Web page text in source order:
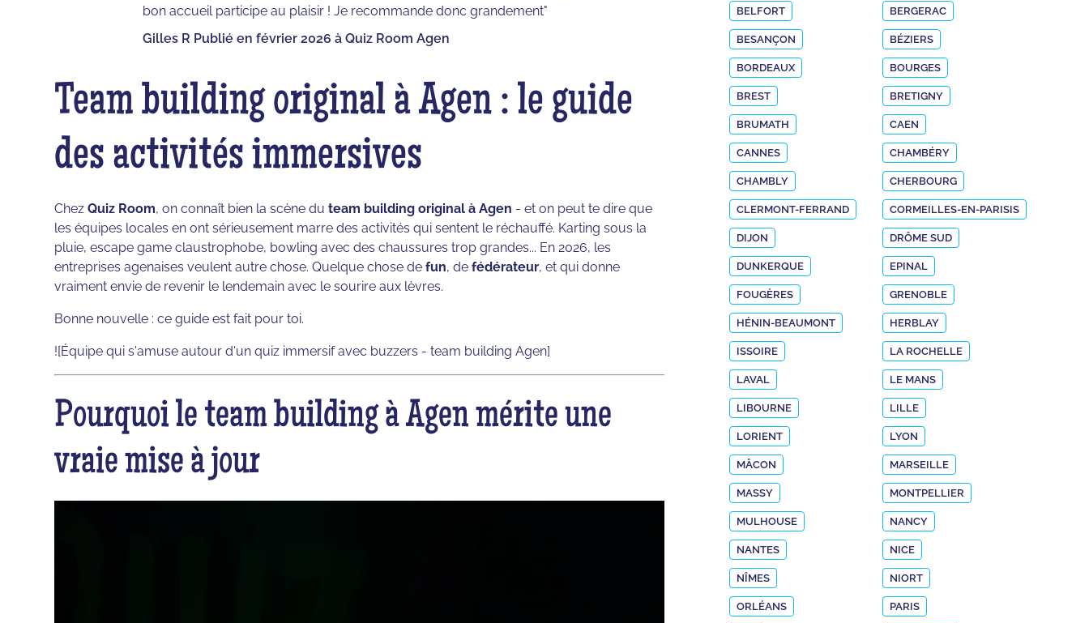
bon accueil participe au plaisir ! Je recommande donc grandement"
Gilles R Publié en février 2026 à Quiz Room Agen
Team building original à Agen : le guide
des activités immersives
ChezQuiz Room, on connaît bien la scène duteam building original à Agen - et on peut te dire que
les équipes locales en ont sérieusement marre des activités qui sentent le réchauffé. Karting sous la
pluie, escape game claustrophobe, bowling avec des chaussures trop grandes... En 2026, les
entreprises agenaises veulent autre chose. Quelque chose defun, defédérateur, et qui donne
vraiment envie de revenir le lendemain avec le sourire aux lèvres.
Bonne nouvelle : ce guide est fait pour toi.
![Équipe qui s'amuse autour d'un quiz immersif avec buzzers - team building Agen]
Pourquoi le team building à Agen mérite une
vraie mise à jour
BELFORT BERGERAC
BESANÇON BÉZIERS
BORDEAUX BOURGES
BREST BRETIGNY
BRUMATH CAEN
CANNES CHAMBÉRY
CHAMBLY CHERBOURG
CLERMONT-FERRAND CORMEILLES-EN-PARISIS
DIJON DRÔME SUD
DUNKERQUE EPINAL
FOUGÈRES GRENOBLE
HÉNIN-BEAUMONT HERBLAY
ISSOIRE LA ROCHELLE
LAVAL LE MANS
LIBOURNE LILLE
LORIENT LYON
MÂCON MARSEILLE
MASSY MONTPELLIER
MULHOUSE NANCY
NANTES NICE
NÎMES NIORT
ORLÉANS PARIS